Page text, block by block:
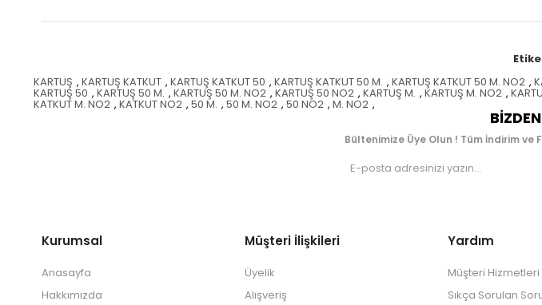
KARTUŞ , KARTUŞ KATKUT , KARTUŞ KATKUT 50 , KARTUŞ KATKUT 50 M. , KARTUŞ KATKUT 50 M. NO2 ,
KARTUŞ 50 , KARTUŞ 50 M. , KARTUŞ 50 M. NO2 , KARTUŞ 50 NO2 , KARTUŞ M. , KARTUŞ M. NO2 ,
KATKUT M. NO2 , KATKUT NO2 , 50 M. , 50 M. NO2 , 50 NO2 , M. NO2 ,
Bültenimize Üye Olun ! Tüm İndirim ve
Kurumsal
Anasayfa
Hakkımızda
Müşteri İlişkileri
Üyelik
Alışveriş
Yardım
Müşteri Hizmetleri
Sıkça Sorulan